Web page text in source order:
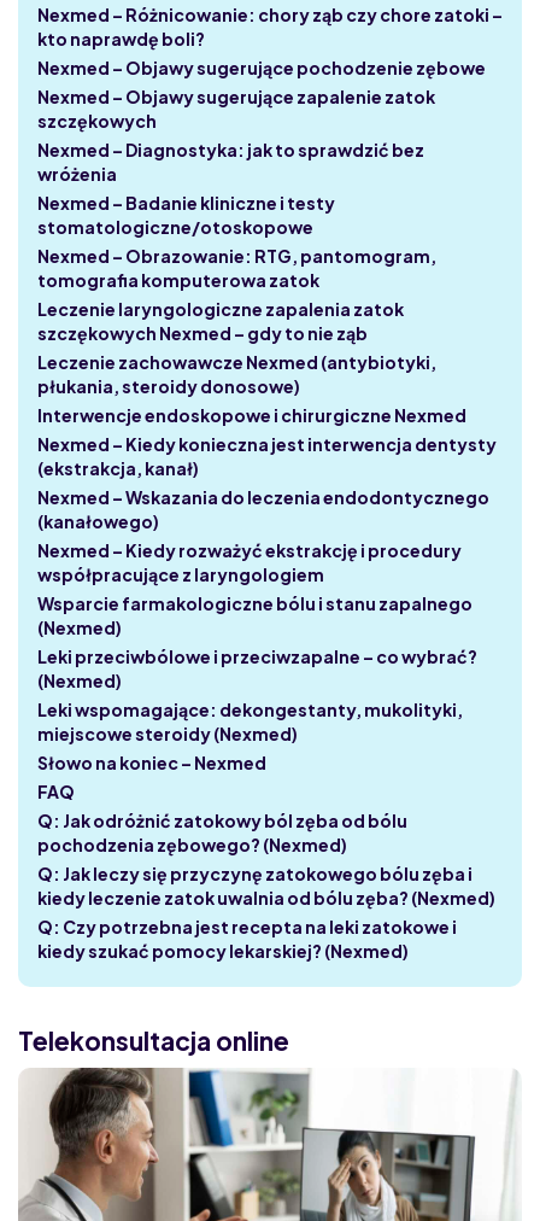
Nexmed – Różnicowanie: chory ząb czy chore zatoki –
kto naprawdę boli?
Nexmed – Objawy sugerujące pochodzenie zębowe
Nexmed – Objawy sugerujące zapalenie zatok
szczękowych
Nexmed – Diagnostyka: jak to sprawdzić bez
wróżenia
Nexmed – Badanie kliniczne i testy
stomatologiczne/otoskopowe
Nexmed – Obrazowanie: RTG, pantomogram,
tomografia komputerowa zatok
Leczenie laryngologiczne zapalenia zatok
szczękowych Nexmed – gdy to nie ząb
Leczenie zachowawcze Nexmed (antybiotyki,
płukania, steroidy donosowe)
Interwencje endoskopowe i chirurgiczne Nexmed
Nexmed – Kiedy konieczna jest interwencja dentysty
(ekstrakcja, kanał)
Nexmed – Wskazania do leczenia endodontycznego
(kanałowego)
Nexmed – Kiedy rozważyć ekstrakcję i procedury
współpracujące z laryngologiem
Wsparcie farmakologiczne bólu i stanu zapalnego
(Nexmed)
Leki przeciwbólowe i przeciwzapalne – co wybrać?
(Nexmed)
Leki wspomagające: dekongestanty, mukolityki,
miejscowe steroidy (Nexmed)
Słowo na koniec – Nexmed
FAQ
Q: Jak odróżnić zatokowy ból zęba od bólu
pochodzenia zębowego? (Nexmed)
Q: Jak leczy się przyczynę zatokowego bólu zęba i
kiedy leczenie zatok uwalnia od bólu zęba? (Nexmed)
Q: Czy potrzebna jest recepta na leki zatokowe i
kiedy szukać pomocy lekarskiej? (Nexmed)
Telekonsultacja online